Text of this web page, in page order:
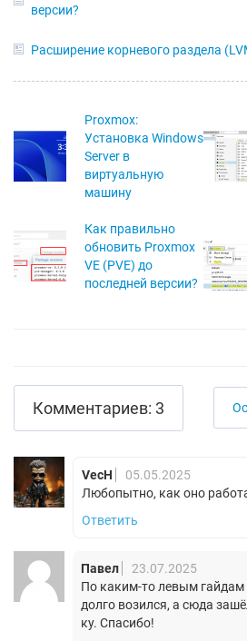
версии?
Расширение корневого раздела
Proxmox:
Установка Windows
Server в
виртуальную
машину
Как правильно
обновить Proxmox
VE (PVE) до
последней версии?
Комментариев: 3
VecH
05.05.2025
Любопытно, как оно
Ответить
Павел
23.07.2025
По каким-то левым гайдам
долго возился, а сюда
ку. Спасибо!